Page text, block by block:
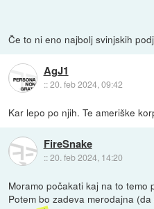
Če to ni eno najbolj svinjskih
AgJ1
::20. feb 2024, 09:42
Kar lepo po njih. Te ameriške
FireSnake
::20. feb 2024, 14:20
Moramo počakati kaj na to temo
Potem bo zadeva merodajna